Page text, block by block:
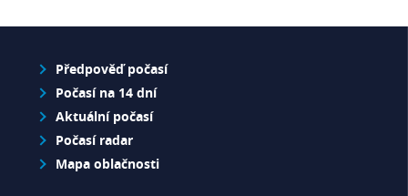
Předpověď počasí
Počasí na 14 dní
Aktuální počasí
Počasí radar
Mapa oblačnosti